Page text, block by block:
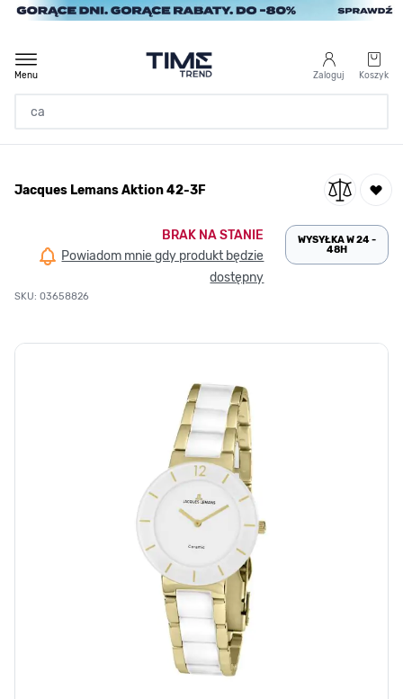
Przejdź do treści
Zaloguj Koszyk
Menu
/ Jacques Lemans Aktion 42-3F
Jacques Lemans Aktion 42-3F
BRAK NA STANIE
Powiadom mnie gdy produkt będzie
dostępny
SKU: 03658826
WYSYŁKA W 24 -
48H